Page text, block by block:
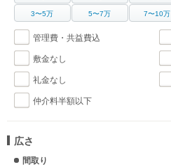
3〜5万 5〜7万 7〜10万
管理費・共益費込
敷金なし
礼金なし
仲介料半額以下
広さ
間取り